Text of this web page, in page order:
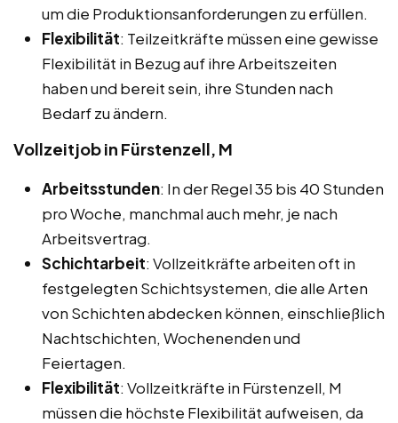
um die Produktionsanforderungen zu erfüllen.
Flexibilität: Teilzeitkräfte müssen eine gewisse
Flexibilität in Bezug auf ihre Arbeitszeiten
haben und bereit sein, ihre Stunden nach
Bedarf zu ändern.
Vollzeitjob in Fürstenzell, M
Arbeitsstunden: In der Regel 35 bis 40 Stunden
pro Woche, manchmal auch mehr, je nach
Arbeitsvertrag.
Schichtarbeit: Vollzeitkräfte arbeiten oft in
festgelegten Schichtsystemen, die alle Arten
von Schichten abdecken können, einschließlich
Nachtschichten, Wochenenden und
Feiertagen.
Flexibilität: Vollzeitkräfte in Fürstenzell, M
müssen die höchste Flexibilität aufweisen, da